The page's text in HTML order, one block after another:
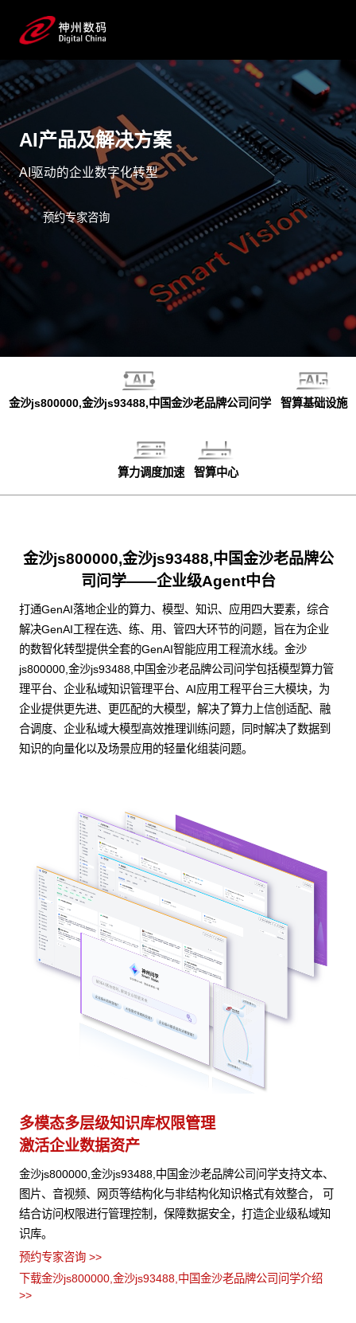
AI产品及解决方案
AI驱动的企业数字化转型
预约专家咨询
金沙js800000,金沙js93488,中国金沙老品牌公司问学 智算基础设施
算力调度加速 智算中心
金沙js800000,金沙js93488,中国金沙老品牌公
司问学——企业级Agent中台
打通GenAI落地企业的算力、模型、知识、应用四大要素，综合
解决GenAI工程在选、练、用、管四大环节的问题，旨在为企业
的数智化转型提供全套的GenAI智能应用工程流水线。金沙
js800000,金沙js93488,中国金沙老品牌公司问学包括模型算力管
理平台、企业私域知识管理平台、AI应用工程平台三大模块，为
企业提供更先进、更匹配的大模型，解决了算力上信创适配、融
合调度、企业私域大模型高效推理训练问题，同时解决了数据到
知识的向量化以及场景应用的轻量化组装问题。
多模态多层级知识库权限管理
激活企业数据资产
金沙js800000,金沙js93488,中国金沙老品牌公司问学支持文本、
图片、音视频、网页等结构化与非结构化知识格式有效整合， 可
结合访问权限进行管理控制，保障数据安全，打造企业级私域知
识库。
预约专家咨询 >>
下载金沙js800000,金沙js93488,中国金沙老品牌公司问学介绍
>>